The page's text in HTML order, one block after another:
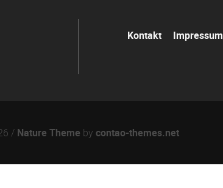
Kontakt Impressum
/ Nature Theme by contao-themes.net